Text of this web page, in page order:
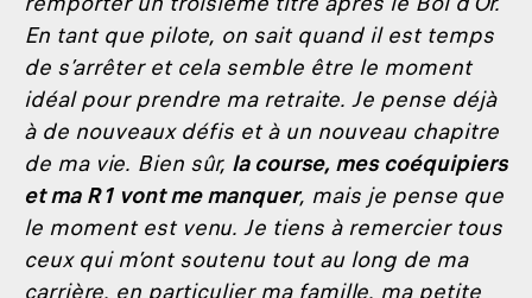
En tant que pilote, on sait quand il est temps
de s’arrêter et cela semble être le moment
idéal pour prendre ma retraite. Je pense déjà
à de nouveaux défis et à un nouveau chapitre
de ma vie. Bien sûr, la course, mes coéquipiers
et ma R1 vont me manquer, mais je pense que
le moment est venu. Je tiens à remercier tous
ceux qui m’ont soutenu tout au long de ma
carrière, en particulier ma famille, ma petite